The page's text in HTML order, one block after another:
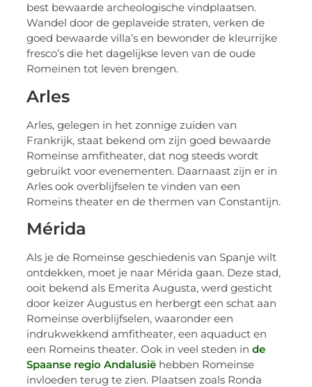
best bewaarde archeologische vindplaatsen.
Wandel door de geplaveide straten, verken de
goed bewaarde villa’s en bewonder de kleurrijke
fresco’s die het dagelijkse leven van de oude
Romeinen tot leven brengen.
Arles
Arles, gelegen in het zonnige zuiden van
Frankrijk, staat bekend om zijn goed bewaarde
Romeinse amfitheater, dat nog steeds wordt
gebruikt voor evenementen. Daarnaast zijn er in
Arles ook overblijfselen te vinden van een
Romeins theater en de thermen van Constantijn.
Mérida
Als je de Romeinse geschiedenis van Spanje wilt
ontdekken, moet je naar Mérida gaan. Deze stad,
ooit bekend als Emerita Augusta, werd gesticht
door keizer Augustus en herbergt een schat aan
Romeinse overblijfselen, waaronder een
indrukwekkend amfitheater, een aquaduct en
een Romeins theater. Ook in veel steden inde
Spaanse regio Andalusië hebben Romeinse
invloeden terug te zien. Plaatsen zoals Ronda